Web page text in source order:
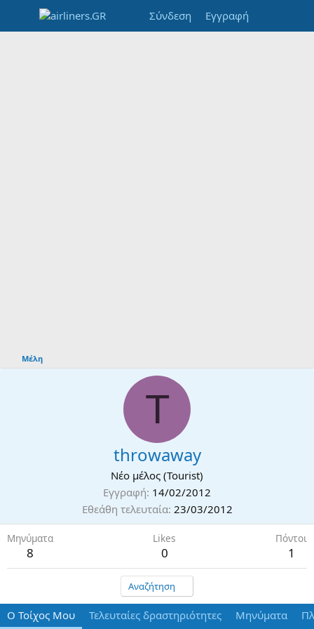
Σύνδεση Εγγραφή
Μέλη
T
throwaway
Νέο μέλος (Tourist)
Εγγραφή 14/02/2012
Εθεάθη τελευταία 23/03/2012
Μηνύματα
8
Likes
0
Πόντοι
1
Αναζήτηση
Ο Τοίχος Μου Τελευταίες δραστηριότητες Μηνύματα